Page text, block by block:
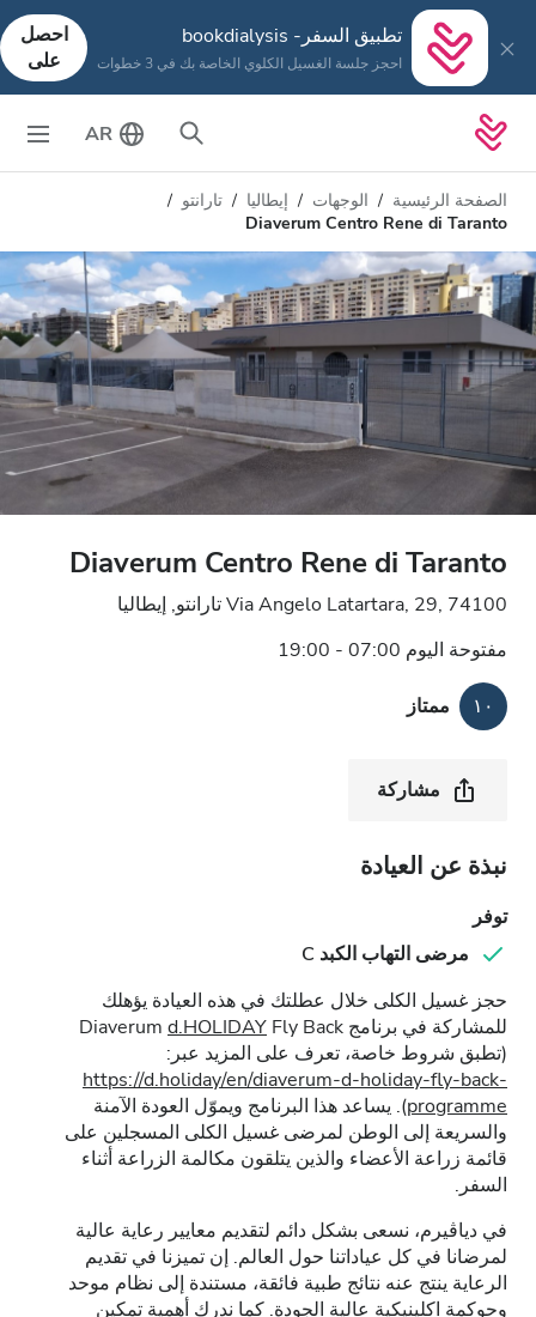
تطبيق السفر- bookdialysis
احجز جلسة الغسيل الكلوي الخاصة بك في 3 خطوات
احصل
على
AR
الصفحة الرئيسية الوجهات إيطاليا
تارانتو
Diaverum Centro Rene di Taranto
Diaverum Centro Rene di Taranto
Via Angelo Latartara, 29, 74100 تارانتو, إيطاليا
مفتوحة اليوم 07:00 - 19:00
١٠ ممتاز
مشاركة
نبذة عن العيادة
توفر
مرضى التهاب الكبد C
حجز غسيل الكلى خلال عطلتك في هذه العيادة يؤهلك
للمشاركة في برنامج Diaverum
d.HOLIDAY Fly Back
(تطبق شروط خاصة، تعرف على المزيد عبر:
https://d.holiday/en/diaverum-d-holiday-fly-back-
programme). يساعد هذا البرنامج ويموّل العودة الآمنة
والسريعة إلى الوطن لمرضى غسيل الكلى المسجلين على
قائمة زراعة الأعضاء والذين يتلقون مكالمة الزراعة أثناء
السفر.
في دياڤيرم، نسعى بشكل دائم لتقديم معايير رعاية عالية
لمرضانا في كل عياداتنا حول العالم. إن تميزنا في تقديم
الرعاية ينتج عنه نتائج طبية فائقة، مستندة إلى نظام موحد
وحوكمة اكلينيكية عالية الجودة. كما ندرك أهمية تمكين